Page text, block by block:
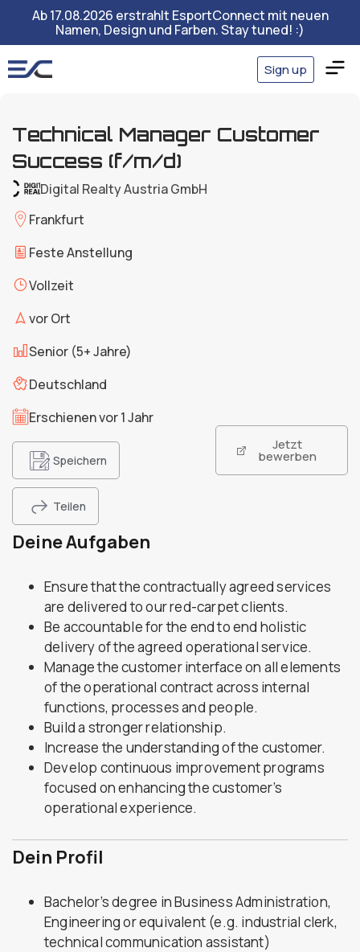
Ab 17.08.2026 erstrahlt EsportConnect mit neuen
Namen, Design und Farben. Stay tuned! :)
Sign up
Technical Manager Customer
Success (f/m/d)
Digital Realty Austria GmbH
Frankfurt
Feste Anstellung
Vollzeit
vor Ort
Senior (5+ Jahre)
Deutschland
Erschienen vor 1 Jahr
Speichern
Teilen
Jetzt
bewerben
Deine Aufgaben
Ensure that the contractually agreed services
are delivered to our red-carpet clients.
Be accountable for the end to end holistic
delivery of the agreed operational service.
Manage the customer interface on all elements
of the operational contract across internal
functions, processes and people.
Build a stronger relationship.
Increase the understanding of the customer.
Develop continuous improvement programs
focused on enhancing the customer’s
operational experience.
Dein Profil
Bachelor’s degree in Business Administration,
Engineering or equivalent (e.g. industrial clerk,
technical communication assistant)